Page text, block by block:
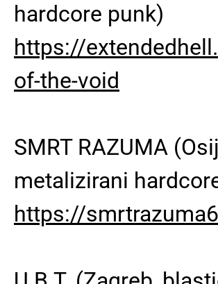
hardcore punk)
https://
of-the-void
SMRT RAZUMA
metalizirani
https://